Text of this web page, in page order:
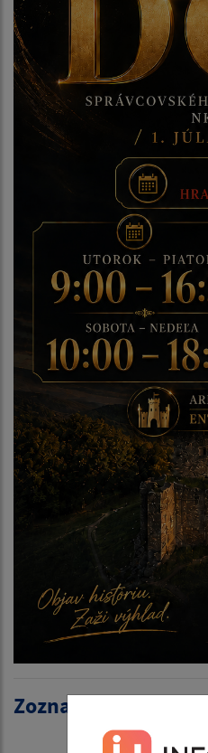
Zoznam aktualít: